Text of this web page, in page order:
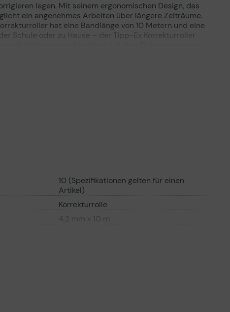
legen. Mit seinem ergonomischen Design, das
ein angenehmes Arbeiten über längere Zeiträume.
hat eine Bandlänge von 10 Metern und eine
Schule oder zu Hause – der Tipp-Ex Korrekturroller
stilvolles Accessoire für jeden Schreibtisch. Ob für
10 (Spezifikationen gelten für einen
Artikel)
Korrekturrolle
4.2 mm x 10 m